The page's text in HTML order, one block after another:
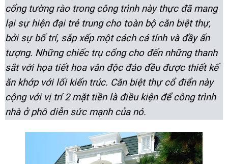
cổng tường rào trong công trình này thực đã mang
lại sự hiện đại trẻ trung cho toàn bộ căn biệt thự,
bởi sự bố trí, sắp xếp một cách cá tính và đầy ấn
tượng. Những chiếc trụ cổng cho đến những thanh
sắt với họa tiết hoa văn độc đáo đều được thiết kế
ăn khớp với lối kiến trúc. Căn biệt thự cổ điển này
cộng với vị trí 2 mặt tiền là điều kiện để công trình
nhà ở phô diễn sức mạnh của nó.